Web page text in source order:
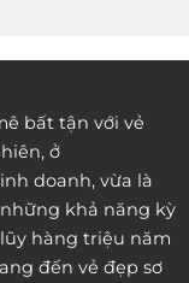
trực tiếp với
bất tận với vẻ
ở
doanh, vừa là
khả năng kỳ
hàng triệu năm
đến vẻ đẹp sơ